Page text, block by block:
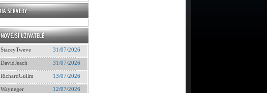
StaceyTweve 31/07/2026
DavidJeach 31/07/2026
RichardGuilm 13/07/2026
Wayneger 12/07/2026